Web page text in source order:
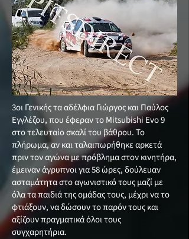
3οι Γενικής τα αδέλφια Γιώργος και Παύλος
Εγγλέζου, που έφεραν το Mitsubishi Evo 9
στο τελευταίο σκαλί του βάθρου. Το
πλήρωμα, αν και ταλαιπωρήθηκε αρκετά
πριν τον αγώνα με πρόβλημα στον κινητήρα,
έμειναν άγρυπνοι για 58 ώρες, δούλευαν
ασταμάτητα στο αγωνιστικό τους μαζί με
όλα τα παιδιά της ομάδας τους, μέχρι να το
φτιάξουν, να δώσουν το παρόν τους και
αξίζουν πραγματικά όλοι τους
συγχαρητήρια.